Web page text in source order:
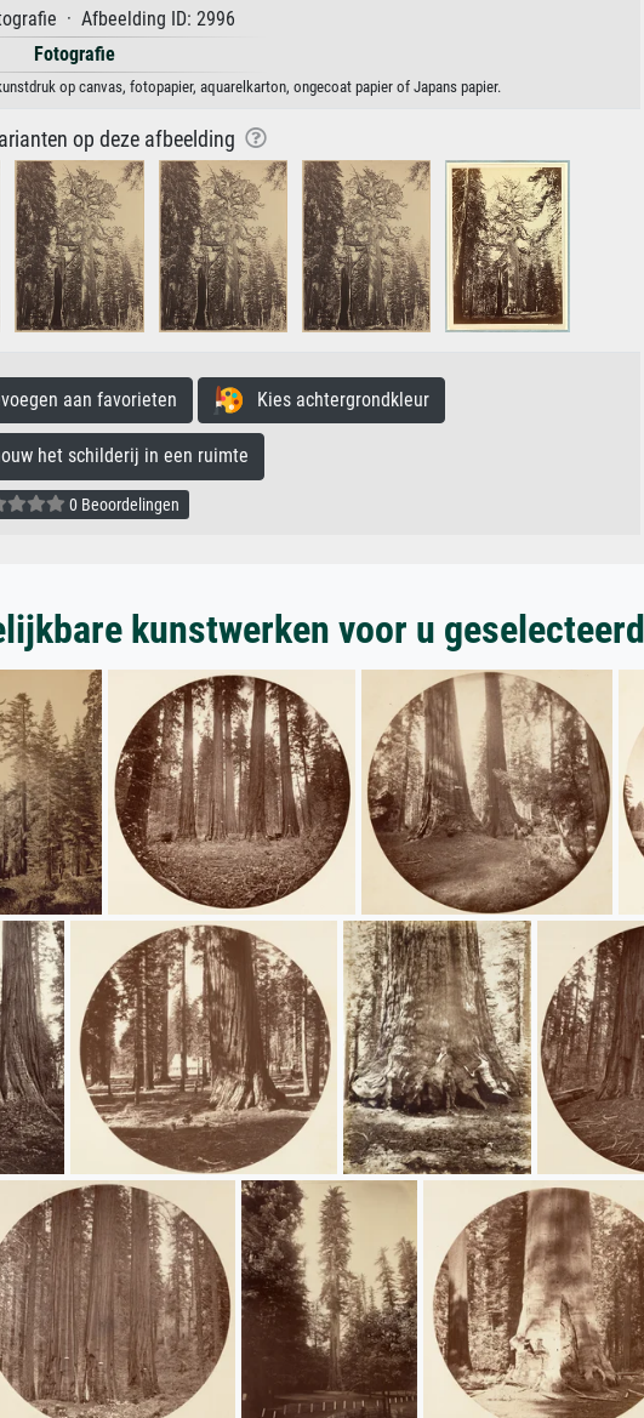
· Afbeelding ID: 2996
Fotografie
op canvas, fotopapier, aquarelkarton, ongecoat papier of Japans papier.
op deze afbeelding
aan favorieten Kies achtergrondkleur
het schilderij in een ruimte
0 Beoordelingen
kunstwerken voor u geselecteerd